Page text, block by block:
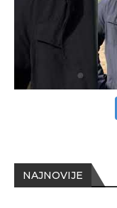
NAJNOVIJE